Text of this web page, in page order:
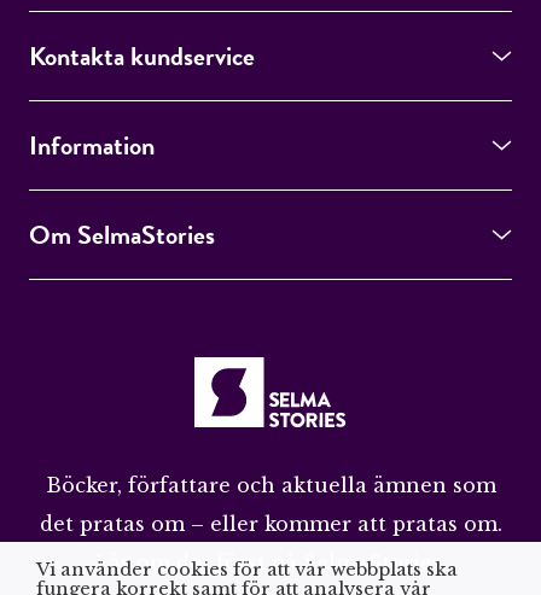
ÅNGRA OCH STÄNG
Kontakta kundservice
Information
Om SelmaStories
Böcker, författare och aktuella ämnen som
det pratas om – eller kommer att pratas om.
Läs om det först på SelmaStories.
Vi använder cookies för att vår webbplats ska
fungera korrekt samt för att analysera vår